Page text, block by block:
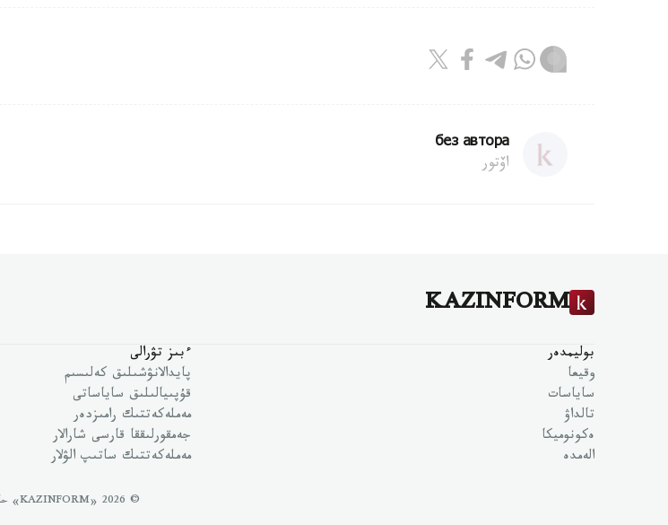
без автора
اۆتور
KAZINFORM
بوليمدەر
وقيعا
ساياسات
تالداۋ
ەكونوميكا
الەمدە
ءبىز تۋرالى
پايدالانۋشىلىق كەلىسىم
قۇپىيالىلىق ساياساتى
مەملەكەتتىك رامىزدەر
جەمقورلىققا قارسى شارالار
مەملەكەتتىك ساتىپ الۋلار
© 2026 «KAZINFORM» حاق